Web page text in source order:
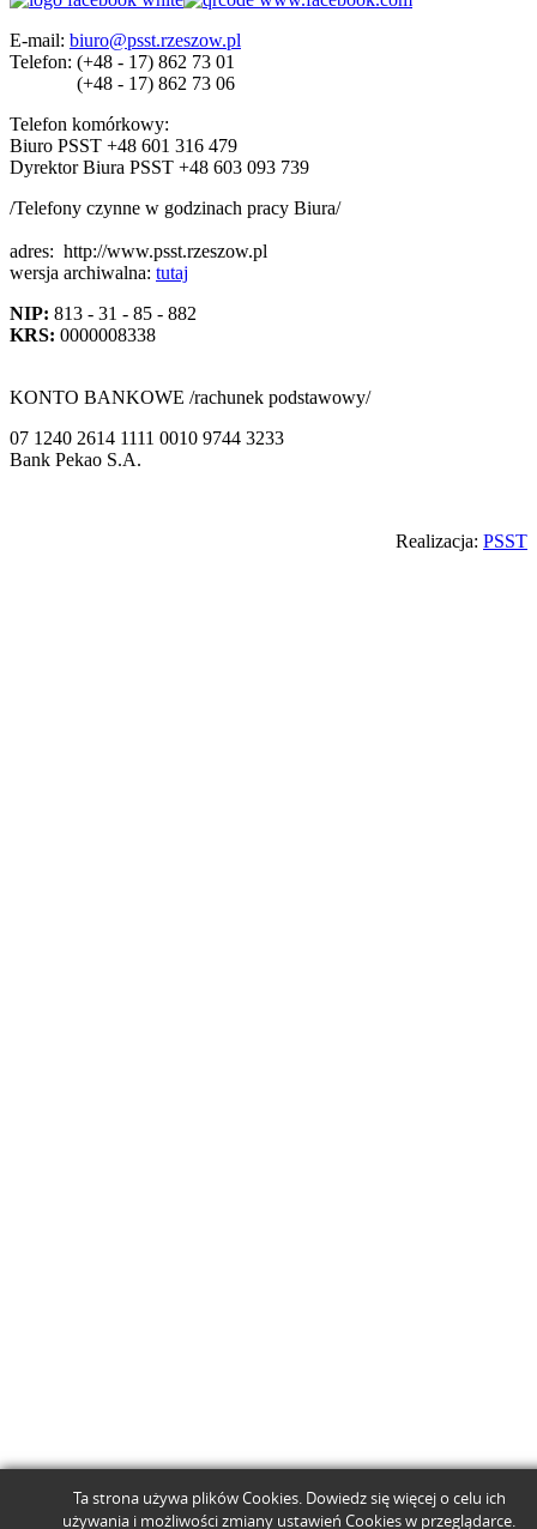
E-mail: biuro@psst.rzeszow.pl
Telefon: (+48 - 17) 862 73 01
(+48 - 17) 862 73 06
Telefon komórkowy:
Biuro PSST +48 601 316 479
Dyrektor Biura PSST +48 603 093 739
/Telefony czynne w godzinach pracy Biura/
adres: http://www.psst.rzeszow.pl
wersja archiwalna: tutaj
NIP: 813 - 31 - 85 - 882
KRS: 0000008338
KONTO BANKOWE /rachunek podstawowy/
07 1240 2614 1111 0010 9744 3233
Bank Pekao S.A.
Realizacja: PSST
Ta strona używa plików Cookies. Dowiedz się więcej o celu ich
używania i możliwości zmiany ustawień Cookies w przeglądarce.